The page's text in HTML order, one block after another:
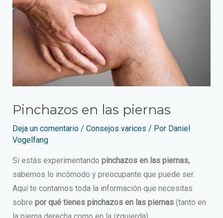
Pinchazos en las piernas
Deja un comentario / Consejos varices / Por Daniel
Vogelfang
Si estás experimentando pinchazos en las piernas,
sabemos lo incómodo y preocupante que puede ser.
Aquí te contamos toda la información que necesitas
sobre por qué tienes pinchazos en las piernas (tanto en